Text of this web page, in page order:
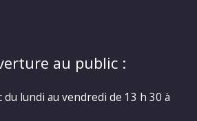
au public :
lundi au vendredi de 13 h 30 à